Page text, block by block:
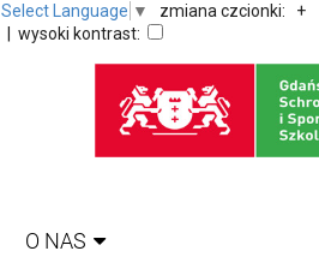
Select Language ▼ zmiana czcionki: +
| wysoki kontrast:
O NAS